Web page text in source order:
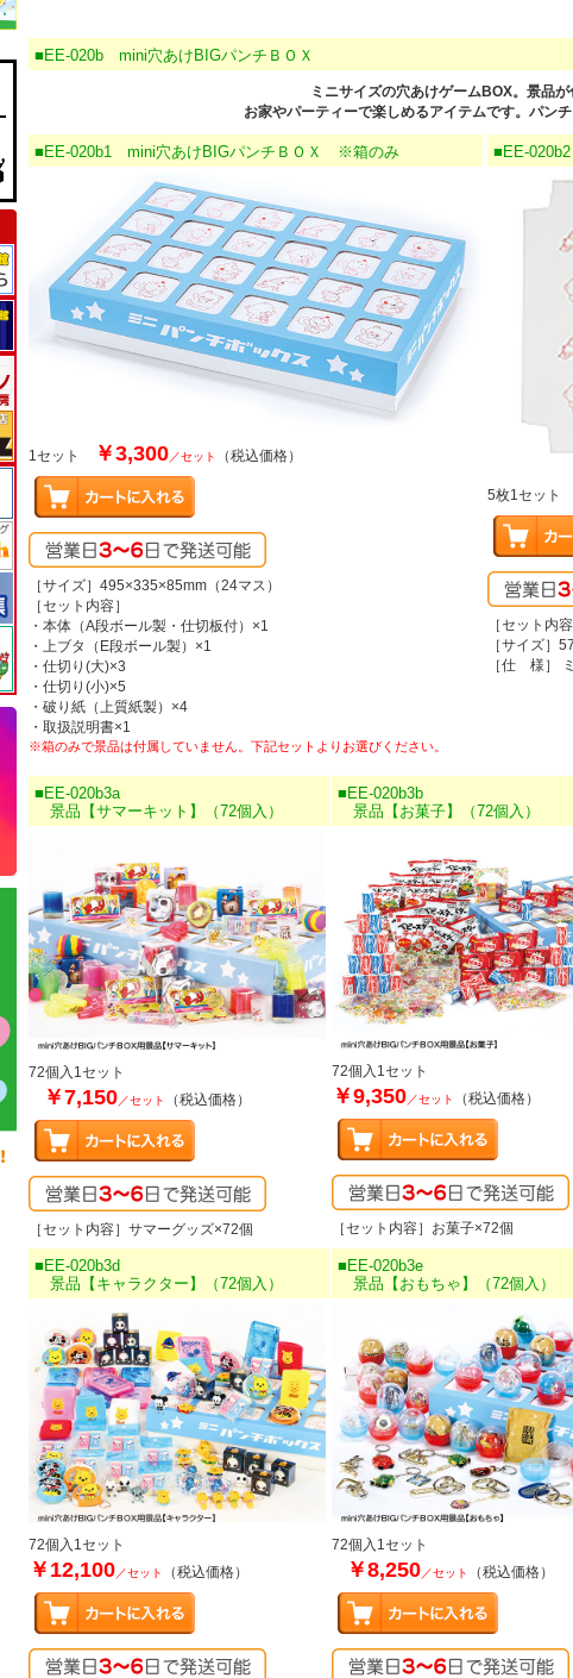
■EE-020b mini穴あけBIGパンチＢＯＸ
ミニサイズの穴あけゲームBOX。景品
お家やパーティーで楽しめるアイテムです。パン
■EE-020b1 mini穴あけBIGパンチＢＯＸ ※箱のみ
1セット ￥3,300／セット （税込価格）
［サイズ］495×335×85mm（24マス）
［セット内容］
・本体（A段ボール製・仕切板付）×1
・上ブタ（E段ボール製）×1
・仕切り(大)×3
・仕切り(小)×5
・破り紙（上質紙製）×4
・取扱説明書×1
※箱のみで景品は付属していません。下記セットよりお選びください。
■EE-
5枚1セット
［セット内
［サイズ］
［仕 様］
■EE-020b3a
景品【サマーキット】（72個入）
72個入1セット
￥7,150／セット （税込価格）
［セット内容］サマーグッズ×72個
■EE-020b3b
景品【お菓子】（72個入）
72個入1セット
￥9,350／セット （税込価格）
［セット内容］お菓子×72個
■EE-020b3d
景品【キャラクター】（72個入）
72個入1セット
￥12,100／セット （税込価格）
■EE-020b3e
景品【おもちゃ】（72個入）
72個入1セット
￥8,250／セット （税込価格）